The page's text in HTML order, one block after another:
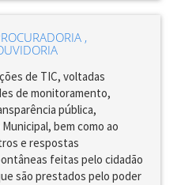
,
de TIC, voltadas
de monitoramento,
pública,
bem como ao
e respostas
feitas pelo cidadão
são prestados pelo poder